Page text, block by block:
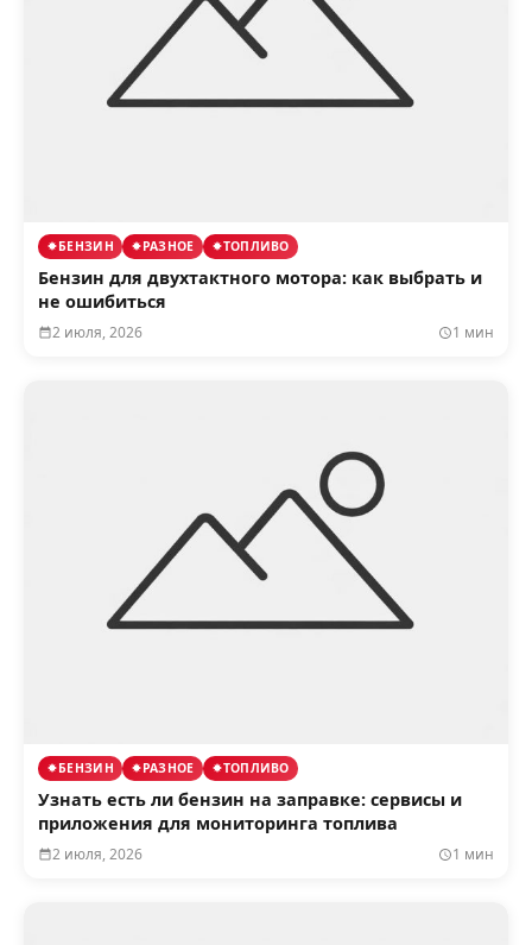
БЕНЗИН РАЗНОЕ ТОПЛИВО
Бензин для двухтактного мотора: как выбрать и
не ошибиться
2 июля, 2026 1 мин
БЕНЗИН РАЗНОЕ ТОПЛИВО
Узнать есть ли бензин на заправке: сервисы и
приложения для мониторинга топлива
2 июля, 2026 1 мин